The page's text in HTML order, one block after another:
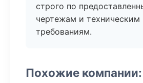
строго по
чертежам и техническим
требованиям.
Похожие компании: